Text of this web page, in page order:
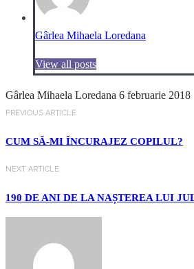
Gârlea Mihaela Loredana
View all posts
Gârlea Mihaela Loredana 6 februarie 2018
PREVIOUS ARTICLE
CUM SĂ-MI ÎNCURAJEZ COPILUL?
NEXT ARTICLE
190 DE ANI DE LA NAȘTEREA LUI